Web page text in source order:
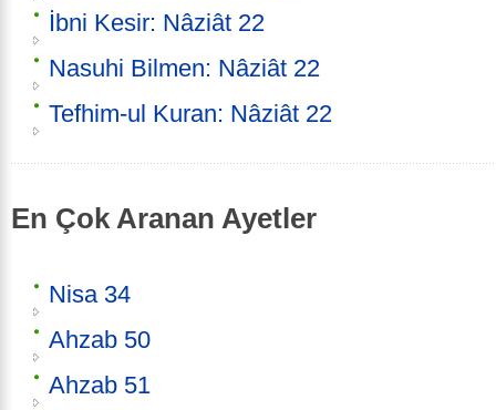
İbni Kesir: Nâziât 22
Nasuhi Bilmen: Nâziât 22
Tefhim-ul Kuran: Nâziât 22
En Çok Aranan Ayetler
Nisa 34
Ahzab 50
Ahzab 51